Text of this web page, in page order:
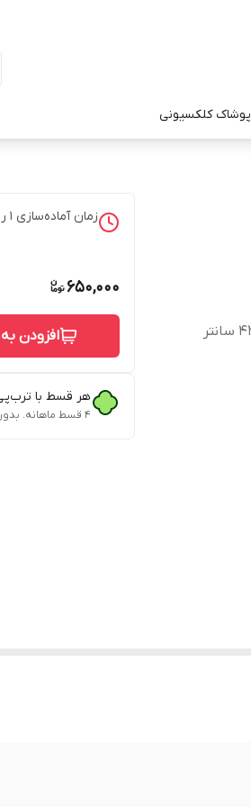
پوشاک کلکسیونی
زمان آماده‌سازی 1
650,000
افزودن
هر قسط با
۴ قسط ماهانه. بدون سود، چک و ضامن.